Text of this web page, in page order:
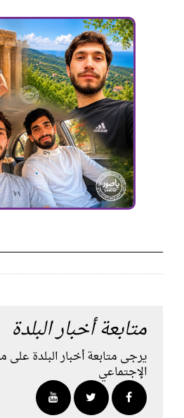
متابعة أخبار البلدة
يرجى متابعة أخبار البلدة على
الإجتماعي